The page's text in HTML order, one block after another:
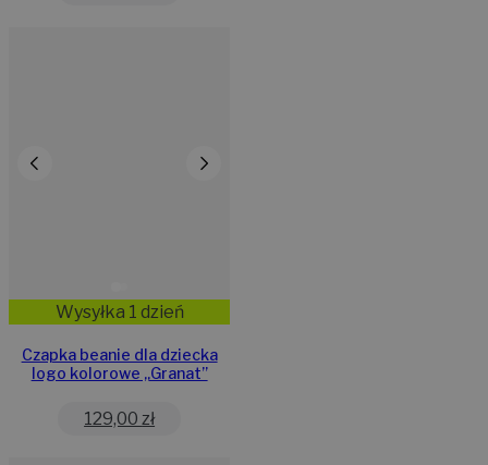
Wysyłka 1 dzień
Czapka beanie dla dziecka
logo kolorowe „Granat”
129,00 zł